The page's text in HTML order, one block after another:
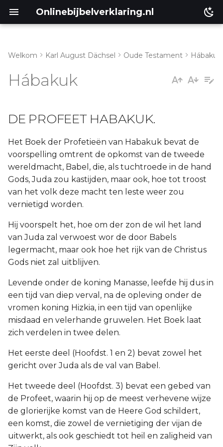
Onlinebijbelverklaring.nl
Lukas
Johannes
Handelingen
Romeinen
2 Korinthe
Galaten
Éfeze
Filippenzen
Kolossenzen
1 Thessalonicenzen
2 Thessalonicenzen
1 Timótheüs
2 Timótheüs
Welkom Karl August Dächsel Oude Testament Hábakuk
Hábakuk
DE PROFEET HABAKUK.
Het Boek der Profetieën van Habakuk bevat de
voorspelling omtrent de opkomst van de tweede
wereldmacht, Babel, die, als tuchtroede in de hand
Gods, Juda zou kastijden, maar ook, hoe tot troost
van het volk deze macht ten leste weer zou
vernietigd worden.
Hij voorspelt het, hoe om der zon de wil het land
van Juda zal verwoest wor de door Babels
legermacht, maar ook hoe het rijk van de Christus
Gods niet zal uitblijven.
Levende onder de koning Manasse, leefde hij dus in
een tijd van diep verval, na de opleving onder de
vromen koning Hizkia, in een tijd van openlijke
misdaad en velerhande gruwelen. Het Boek laat
zich verdelen in twee delen.
Het eerste deel (Hoofdst. 1 en 2) bevat zowel het
gericht over Juda als de val van Babel.
Het tweede deel (Hoofdst. 3) bevat een gebed van
de Profeet, waarin hij op de meest verhevene wijze
de glorierijke komst van de Heere God schildert,
een komst, die zowel de vernietiging der vijan de
uitwerkt, als ook geschiedt tot heil en zaligheid van